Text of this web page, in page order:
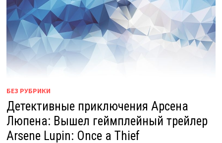
БЕЗ РУБРИКИ
Детективные приключения Арсена
Люпена: Вышел геймплейный трейлер
Arsene Lupin: Once a Thief